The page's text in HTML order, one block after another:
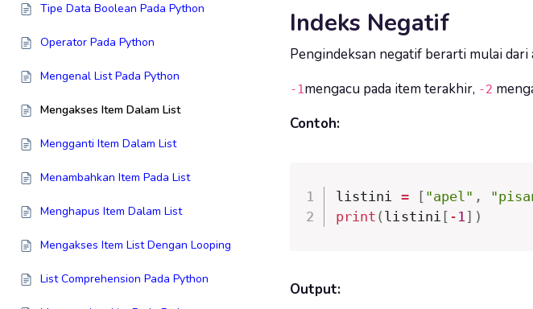
Tipe Data Boolean Pada Python
Operator Pada Python
Mengenal List Pada Python
Mengakses Item Dalam List
Mengganti Item Dalam List
Menambahkan Item Pada List
Menghapus Item Dalam List
Mengakses Item List Dengan Looping
List Comprehension Pada Python
Indeks Negatif
Pengindeksan negatif berarti mulai dari
-1mengacu pada item terakhir, -2
Contoh:
listini = [ "apel" ,
print ( listini [ - 1 ] )
Output: